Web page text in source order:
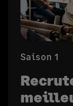
Saison 1